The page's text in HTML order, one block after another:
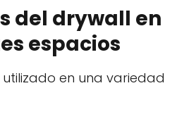
del drywall en
espacios
en una variedad